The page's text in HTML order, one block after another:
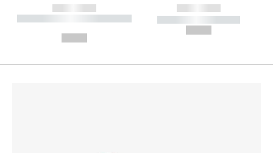
------------
----------- ----------- --------
------------
----------- -----------